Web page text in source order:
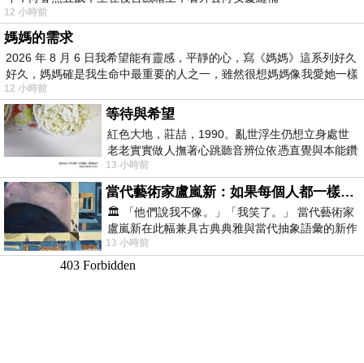
12 小時前
媽媽的需求
2026 年 8 月 6 日我希望能有靈感，平靜的心，寫《媽媽》這系列好久
好久，媽媽確是我生命中最重要的人之一，雖然很想媽媽像我愛她一樣
12 小時前
等待與希望
紅色大地，莊喆，1990。亂世浮生仍想立身處世
老老實實做人撫著心跳聽音辨位依憑直覺與本能鑽
向裂隙的亮處探索另一個心聲另一個共鳴的
13 小時前
當代藝術家盧嵐新：如果每個人都一樣，這世界該有多無聊？
🏛️ 「他們說我不像。」「我笑了。」 當代藝術家
盧嵐新在此幅兼具古典典雅與當代抽象語彙的新作
中，以沈靜的藍色空間為背景，描繪了
13 小時前